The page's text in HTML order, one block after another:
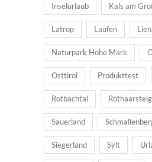
Inselurlaub Kals am
Latrop Laufen
Naturpark Hohe Mark
Osttirol Produkttest
Rotbachtal Rothaarsteig
Sauerland
Siegerland Sylt